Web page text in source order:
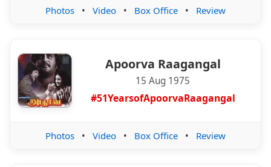
Photos • Video • Box Office • Review
Apoorva Raagangal
15 Aug 1975
#51YearsofApoorvaRaagangal
Photos • Video • Box Office • Review